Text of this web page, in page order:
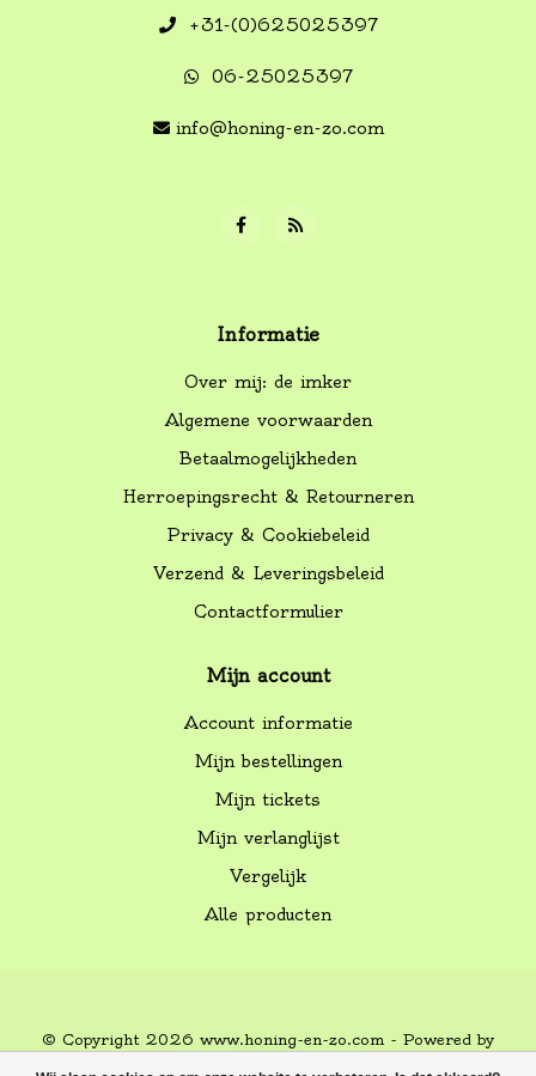
+31-(0)625025397
06-25025397
info@honing-en-zo.com
Informatie
Over mij: de imker
Algemene voorwaarden
Betaalmogelijkheden
Herroepingsrecht & Retourneren
Privacy & Cookiebeleid
Verzend & Leveringsbeleid
Contactformulier
Mijn account
Account informatie
Mijn bestellingen
Mijn tickets
Mijn verlanglijst
Vergelijk
Alle producten
© Copyright 2026 www.honing-en-zo.com - Powered by
Lightspeed-Lightspeed designbyDyvelopment